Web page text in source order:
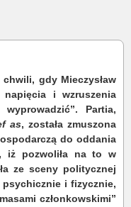
gdy Mieczysław
napięcia i wzruszenia
wyprowadzić”. Partia,
as, została zmuszona
do oddania
iż pozwoliła na to w
ze sceny politycznej
psychicznie i fizycznie,
członkowskimi”